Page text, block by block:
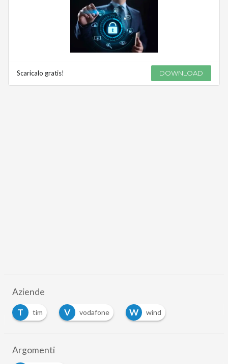
Scaricalo gratis! DOWNLOAD
Aziende
T
tim V vodafone W wind
Argomenti